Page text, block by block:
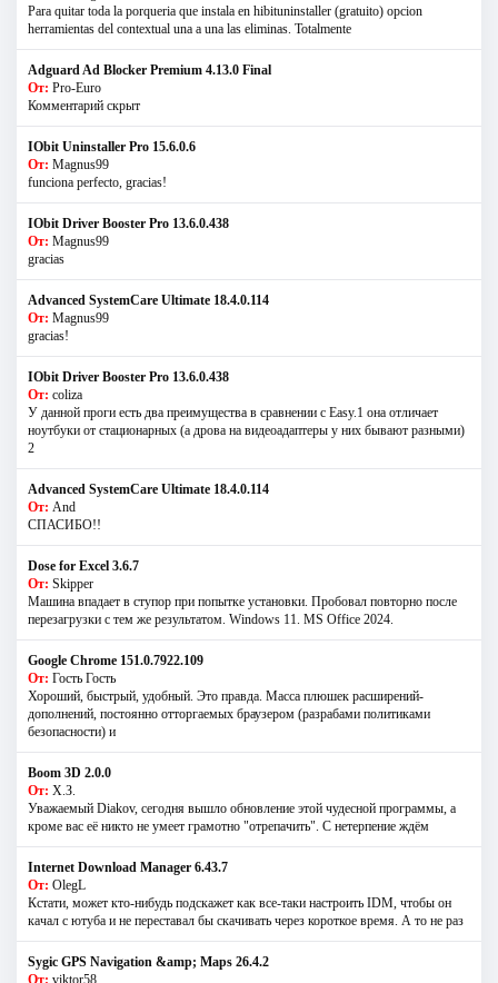
Para quitar toda la porqueria que instala en hibituninstaller (gratuito) opcion
herramientas del contextual una a una las eliminas. Totalmente
Adguard Ad Blocker Premium 4.13.0 Final
От: Pro-Euro
Комментарий скрыт
IObit Uninstaller Pro 15.6.0.6
От: Magnus99
funciona perfecto, gracias!
IObit Driver Booster Pro 13.6.0.438
От: Magnus99
gracias
Advanced SystemCare Ultimate 18.4.0.114
От: Magnus99
gracias!
IObit Driver Booster Pro 13.6.0.438
От: coliza
У данной проги есть два преимущества в сравнении с Easy.1 она отличает
ноутбуки от стационарных (а дрова на видеоадаптеры у них бывают разными)
2
Advanced SystemCare Ultimate 18.4.0.114
От: And
СПАСИБО!!
Dose for Excel 3.6.7
От: Skipper
Машина впадает в ступор при попытке установки. Пробовал повторно после
перезагрузки с тем же результатом. Windows 11. MS Offiсe 2024.
Google Chrome 151.0.7922.109
От: Гость Гость
Хороший, быстрый, удобный. Это правда. Масса плюшек расширений-
дополнений, постоянно отторгаемых браузером (разрабами политиками
безопасности) и
Boom 3D 2.0.0
От: Х.З.
Уважаемый Diakov, сегодня вышло обновление этой чудесной программы, а
кроме вас её никто не умеет грамотно "отрепачить". С нетерпение ждём
Internet Download Manager 6.43.7
От: OlegL
Кстати, может кто-нибудь подскажет как все-таки настроить IDM, чтобы он
качал с ютуба и не переставал бы скачивать через короткое время. А то не раз
Sygic GPS Navigation &amp; Maps 26.4.2
От: viktor58